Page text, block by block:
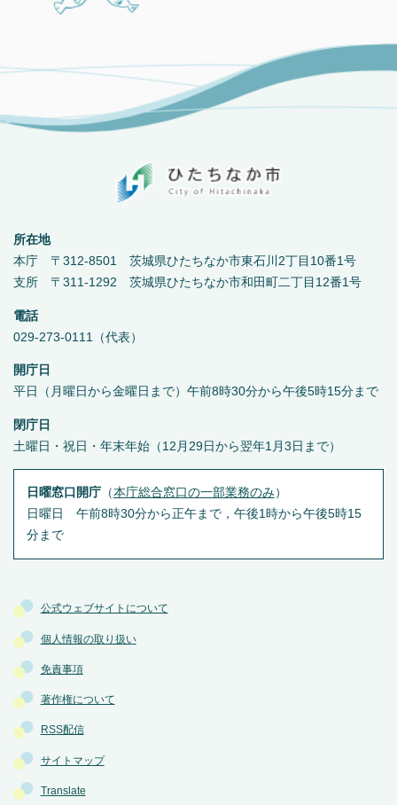
公式ウェブサイトについて
個人情報の取り扱い
免責事項
著作権について
RSS配信
サイトマップ
Translate
所在地
本庁 〒312-8501 茨城県ひたちなか市東石川2丁目10番1号
支所 〒311-1292 茨城県ひたちなか市和田町二丁目12番1号
電話
029-273-0111（代表）
開庁日
平日（月曜日から金曜日まで）午前8時30分から午後5時15分まで
閉庁日
土曜日・祝日・年末年始（12月29日から翌年1月3日まで）
日曜窓口開庁（本庁総合窓口の一部業務のみ ）
日曜日 午前8時30分から正午まで，午後1時から午後5時15
分まで